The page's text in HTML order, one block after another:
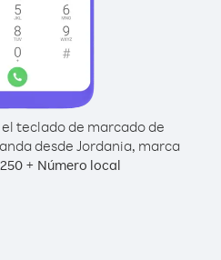
teclado de marcado de
desde Jordania, marca
250+ Número local